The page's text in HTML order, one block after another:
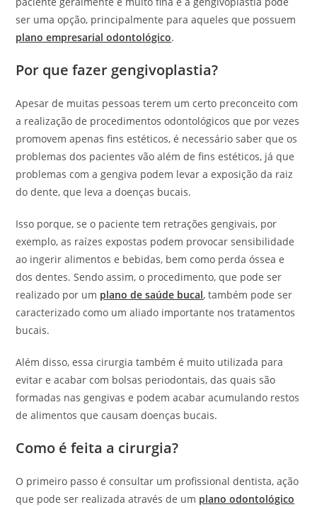
ser uma opção, principalmente para aqueles que possuem
plano empresarial odontológico.
Por que fazer gengivoplastia?
Apesar de muitas pessoas terem um certo preconceito com
a realização de procedimentos odontológicos que por vezes
promovem apenas fins estéticos, é necessário saber que os
problemas dos pacientes vão além de fins estéticos, já que
problemas com a gengiva podem levar a exposição da raiz
do dente, que leva a doenças bucais.
Isso porque, se o paciente tem retrações gengivais, por
exemplo, as raízes expostas podem provocar sensibilidade
ao ingerir alimentos e bebidas, bem como perda óssea e
dos dentes. Sendo assim, o procedimento, que pode ser
realizado por um plano de saúde bucal, também pode ser
caracterizado como um aliado importante nos tratamentos
bucais.
Além disso, essa cirurgia também é muito utilizada para
evitar e acabar com bolsas periodontais, das quais são
formadas nas gengivas e podem acabar acumulando restos
de alimentos que causam doenças bucais.
Como é feita a cirurgia?
O primeiro passo é consultar um profissional dentista, ação
que pode ser realizada através de um plano odontológico